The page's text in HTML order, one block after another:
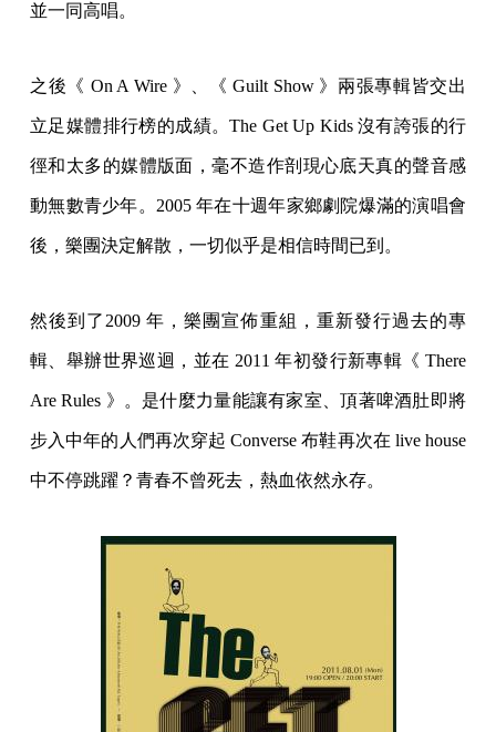
並一同高唱。
之後《 On A Wire 》、《 Guilt Show 》兩張專輯皆交出
立足媒體排行榜的成績。The Get Up Kids 沒有誇張的行
徑和太多的媒體版面，毫不造作剖現心底天真的聲音感
動無數青少年。2005 年在十週年家鄉劇院爆滿的演唱會
後，樂團決定解散，一切似乎是相信時間已到。
然後到了2009 年，樂團宣佈重組，重新發行過去的專
輯、舉辦世界巡迴，並在 2011 年初發行新專輯《 There
Are Rules 》。是什麼力量能讓有家室、頂著啤酒肚即將
步入中年的人們再次穿起 Converse 布鞋再次在 live house
中不停跳躍？青春不曾死去，熱血依然永存。